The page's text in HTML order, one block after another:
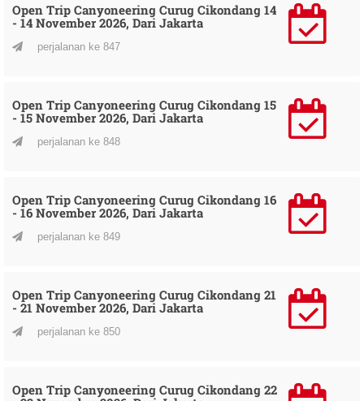
Open Trip Canyoneering Curug Cikondang 14
- 14 November 2026, Dari Jakarta
perjalanan ke 847
Open Trip Canyoneering Curug Cikondang 15
- 15 November 2026, Dari Jakarta
perjalanan ke 848
Open Trip Canyoneering Curug Cikondang 16
- 16 November 2026, Dari Jakarta
perjalanan ke 849
Open Trip Canyoneering Curug Cikondang 21
- 21 November 2026, Dari Jakarta
perjalanan ke 850
Open Trip Canyoneering Curug Cikondang 22